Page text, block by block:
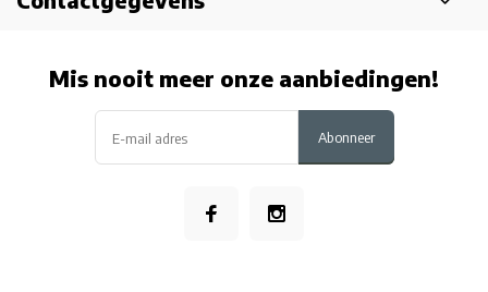
Mis nooit meer onze aanbiedingen!
Abonneer